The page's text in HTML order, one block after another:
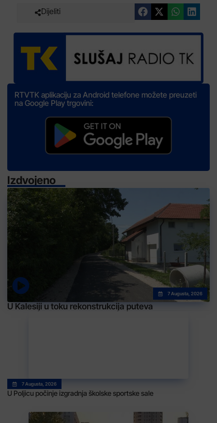
Dijeliti
RTVTK aplikaciju za Android telefone možete preuzeti
na Google Play trgovini:
Izdvojeno
7 Augusta, 2026
U Kalesiji u toku rekonstrukcija puteva
7 Augusta, 2026
U Poljicu počinje izgradnja školske sportske sale